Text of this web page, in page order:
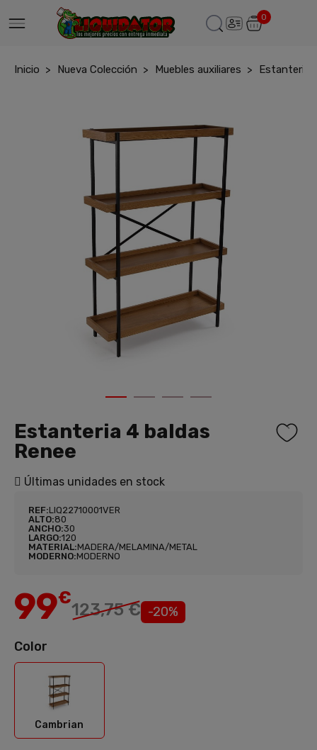
0
Inicio Nueva Colección Muebles auxiliares Estanteria
Estanteria 4 baldas
Renee
Últimas unidades en stock
REF:LIQ22710001VER
ALTO:80
ANCHO:30
LARGO:120
MATERIAL:MADERA/MELAMINA/METAL
MODERNO:MODERNO
99€
123,75 € -20%
Color
Cambrian
Cambrian